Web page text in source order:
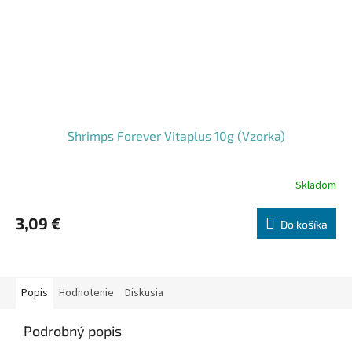
Shrimps Forever Vitaplus 10g (Vzorka)
Skladom
3,09 € Do košíka
Popis Hodnotenie Diskusia
Podrobný popis